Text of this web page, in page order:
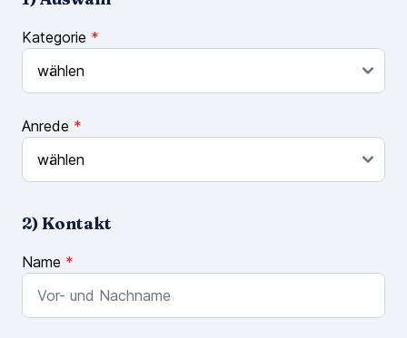
Kategorie *
Anrede *
2) Kontakt
Name *